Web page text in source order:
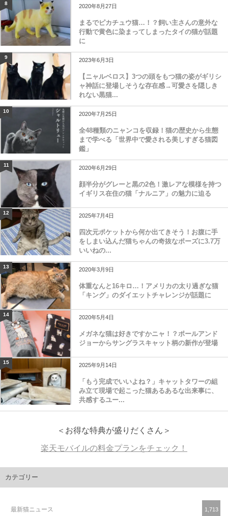
8 2020年8月27日
まるでピカチュウ猫…！？飼い主さんの意外な
行動で黄色に染まってしまったタイの猫が話題
に
9 2023年6月3日
【ニャルベロス】3つの頭をもつ猫の姿がギリシ
ャ神話に登場しそうな存在感→可愛さを隠しき
れない黒猫...
10 2020年7月25日
全48種類のニャンコを収録！猫の歴史から生態
まで学べる「世界中で愛される美しすぎる猫図
鑑」
11 2020年6月29日
顔半分がグレーと黒の2色！激レアな模様を持つ
イギリス在住の猫「ナルニア」の魅力に迫る
12 2025年7月4日
四次元ポケットから何か出てきそう！お腹に手
をしまい込んだ猫ちゃんの奇抜なポーズに3.7万
いいねの...
13 2020年3月9日
体重なんと16キロ…！アメリカの太り過ぎな猫
「キング」のダイエットチャレンジが話題に
14 2020年5月4日
メガネな猫は好きですかニャ！？ポールアンド
ジョーからサングラスキャット柄の新作が登場
15 2025年9月14日
「もう完成でいいよね？」キャットタワーの組
み立て現場で起こった猫あるあるな出来事に、
共感するユー...
＜お得な特典が盛りだくさん＞
楽天モバイルの料金プランをチェック！
カテゴリー
最新猫ニュース 1,713